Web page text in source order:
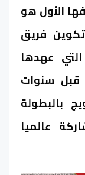
الأول هو
تكوين فريق
عهدها
قبل سنوات
بالبطولة
عالميا